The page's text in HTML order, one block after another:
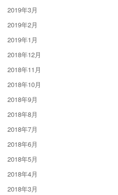
2019年3月
2019年2月
2019年1月
2018年12月
2018年11月
2018年10月
2018年9月
2018年8月
2018年7月
2018年6月
2018年5月
2018年4月
2018年3月